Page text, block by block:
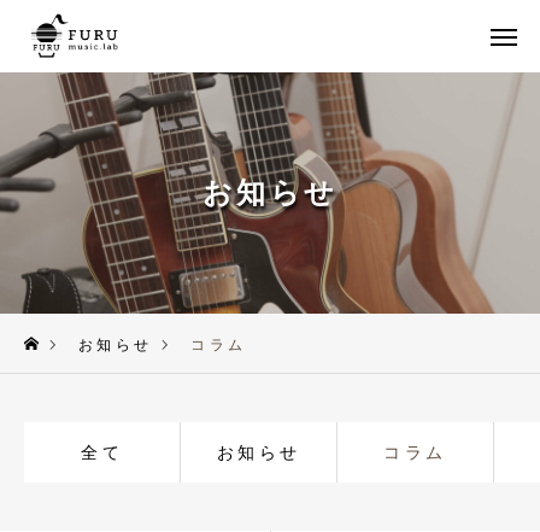
お知らせ
お知らせ コラム
全て お知らせ コラム
LINE
HOME
コース・料金案内
貸スタジオ
アクセス
お問い合わせ